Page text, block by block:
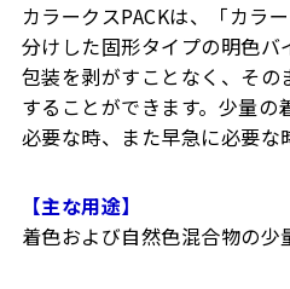
カラークスPACKは、「カラ
分けした固形タイプの明色バ
包装を剥がすことなく、その
することができます。少量の
必要な時、また早急に必要な
【主な用途】
着色および自然色混合物の少